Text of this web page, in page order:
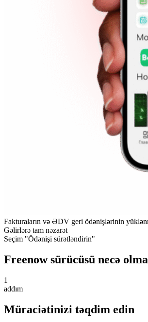
Fakturaların və ƏDV geri ödənişlərinin
Gəlirlərə tam nəzarət
Seçim "Ödənişi sürətləndirin"
Freenow sürücüsü necə
1
addım
Müraciətinizi təqdim edin